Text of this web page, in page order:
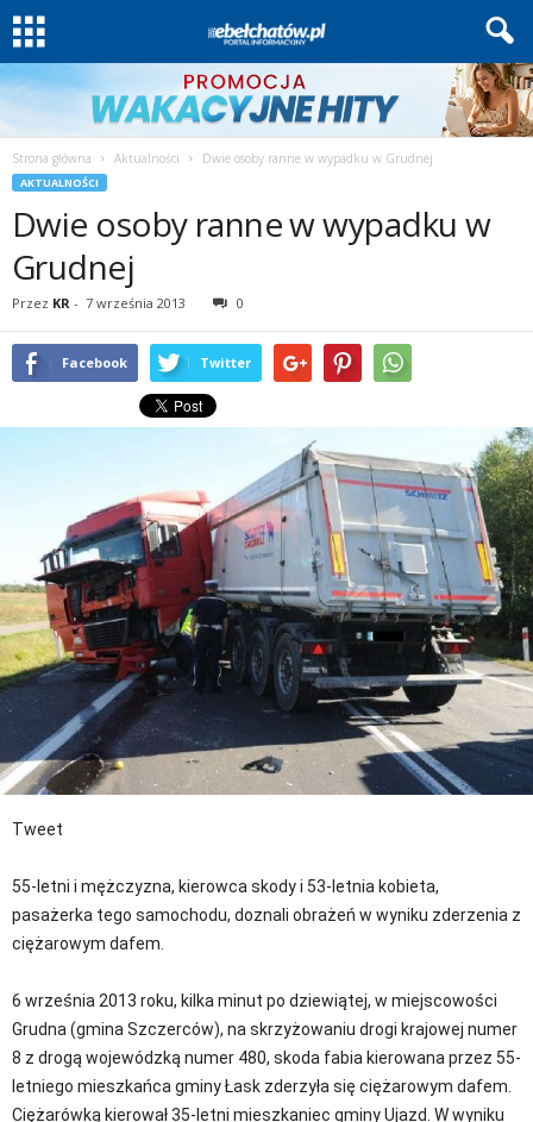
Strona główna Aktualności Dwie osoby ranne w wypadku w Grudnej
AKTUALNOŚCI
Dwie osoby ranne w wypadku w
Grudnej
Przez KR - 7 września 2013 0
Facebook Twitter
Tweet
55-letni i mężczyzna, kierowca skody i 53-letnia kobieta,
pasażerka tego samochodu, doznali obrażeń w wyniku zderzenia z
ciężarowym dafem.
6 września 2013 roku, kilka minut po dziewiątej, w miejscowości
Grudna (gmina Szczerców), na skrzyżowaniu drogi krajowej numer
8 z drogą wojewódzką numer 480, skoda fabia kierowana przez 55-
letniego mieszkańca gminy Łask zderzyła się ciężarowym dafem.
Ciężarówką kierował 35-letni mieszkaniec gminy Ujazd. W wyniku